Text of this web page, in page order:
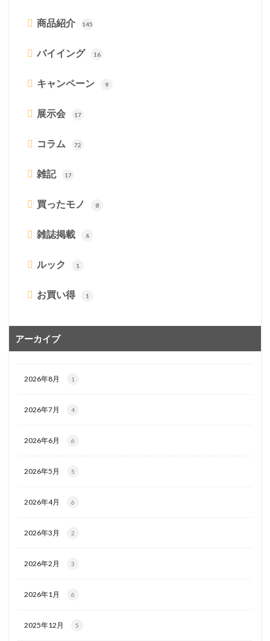
商品紹介 145
バイイング 16
キャンペーン 9
展示会 17
コラム 72
雑記 17
買ったモノ 8
雑誌掲載 6
ルック 1
お買い得 1
アーカイブ
2026年8月 1
2026年7月 4
2026年6月 6
2026年5月 5
2026年4月 6
2026年3月 2
2026年2月 3
2026年1月 6
2025年12月 5